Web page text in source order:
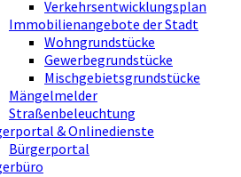
Verkehrsentwicklungsplan
Immobilienangebote der Stadt
Wohngrundstücke
Gewerbegrundstücke
Mischgebietsgrundstücke
Mängelmelder
Straßenbeleuchtung
& Onlinedienste
Bürgerportal